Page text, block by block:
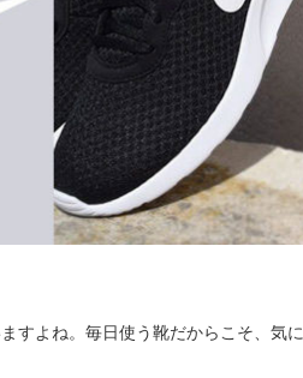
すよね。毎日使う靴だからこそ、気に